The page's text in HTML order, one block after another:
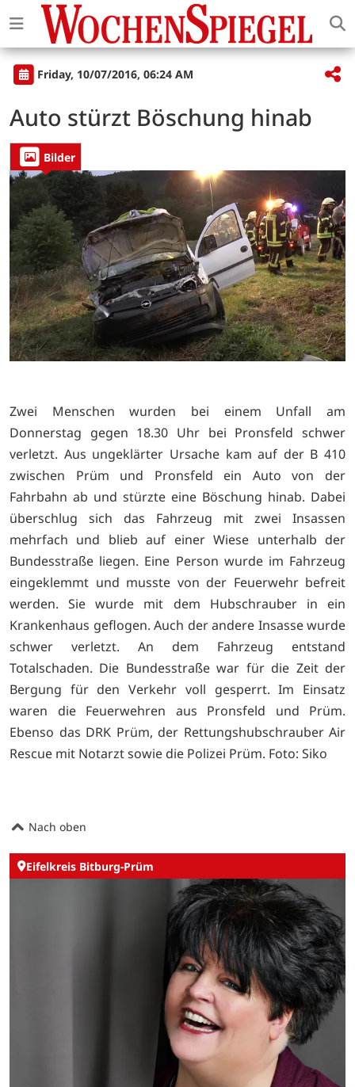
Friday, 10/07/2016, 06:24 AM
Auto stürzt Böschung hinab
Bilder
Zwei Menschen wurden bei einem Unfall am
Donnerstag gegen 18.30 Uhr bei Pronsfeld schwer
verletzt. Aus ungeklärter Ursache kam auf der B 410
zwischen Prüm und Pronsfeld ein Auto von der
Fahrbahn ab und stürzte eine Böschung hinab. Dabei
überschlug sich das Fahrzeug mit zwei Insassen
mehrfach und blieb auf einer Wiese unterhalb der
Bundesstraße liegen. Eine Person wurde im Fahrzeug
eingeklemmt und musste von der Feuerwehr befreit
werden. Sie wurde mit dem Hubschrauber in ein
Krankenhaus geflogen. Auch der andere Insasse wurde
schwer verletzt. An dem Fahrzeug entstand
Totalschaden. Die Bundesstraße war für die Zeit der
Bergung für den Verkehr voll gesperrt. Im Einsatz
waren die Feuerwehren aus Pronsfeld und Prüm.
Ebenso das DRK Prüm, der Rettungshubschrauber Air
Rescue mit Notarzt sowie die Polizei Prüm. Foto: Siko
Nach oben
Eifelkreis Bitburg-Prüm